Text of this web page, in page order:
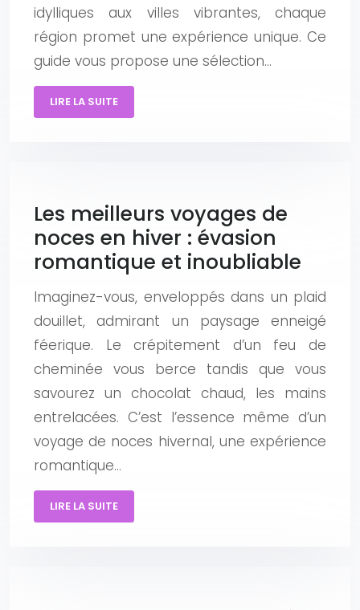
idylliques aux villes vibrantes, chaque
région promet une expérience unique. Ce
guide vous propose une sélection…
LIRE LA SUITE
Les meilleurs voyages de
noces en hiver : évasion
romantique et inoubliable
Imaginez-vous, enveloppés dans un plaid
douillet, admirant un paysage enneigé
féerique. Le crépitement d’un feu de
cheminée vous berce tandis que vous
savourez un chocolat chaud, les mains
entrelacées. C’est l’essence même d’un
voyage de noces hivernal, une expérience
romantique…
LIRE LA SUITE